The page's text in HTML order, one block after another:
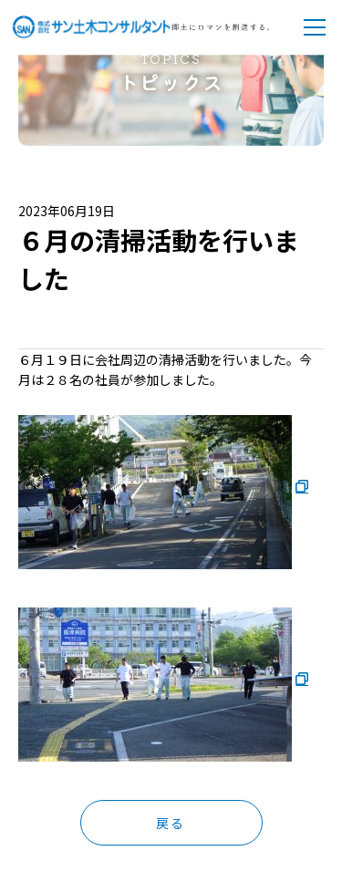
TOPICS
トピックス
2023年06月19日
６月の清掃活動を行いま
した
６月１９日に会社周辺の清掃活動を行いました。今
月は２８名の社員が参加しました。
戻る